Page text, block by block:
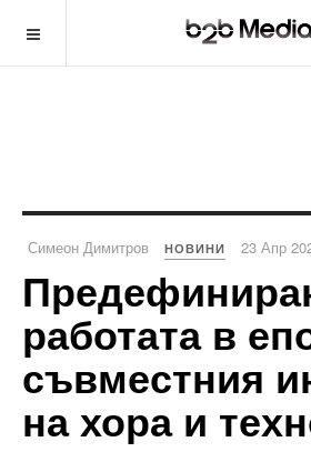
Симеон Димитров НОВИНИ 23 Апр
работата в
съвместния
на хора и